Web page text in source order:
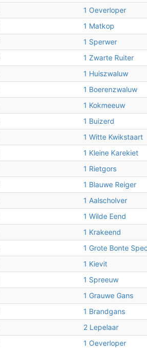
1 Oeverloper
1 Matkop
1 Sperwer
1 Zwarte Ruiter
1 Huiszwaluw
1 Boerenzwaluw
1 Kokmeeuw
1 Buizerd
1 Witte Kwikstaart
1 Kleine Karekiet
1 Rietgors
1 Blauwe Reiger
1 Aalscholver
1 Wilde Eend
1 Krakeend
1 Grote Bonte
1 Kievit
1 Spreeuw
1 Grauwe Gans
1 Brandgans
2 Lepelaar
1 Oeverloper